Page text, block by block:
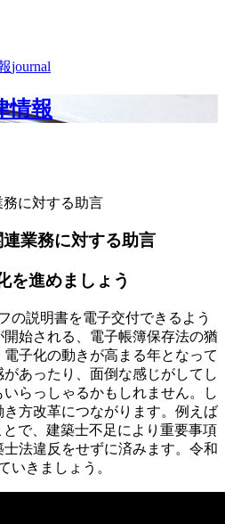
journal
情報
に対する助言
業務に対する助言
を進めましょう
の説明書を電子交付できるよう
始される、電子帳簿保存法の猶
子化の動きが高まる年となって
あったり、面倒な感じがしてし
らっしゃるかもしれません。し
方改革につながります。例えば
で、建築士不足により重要事項
法違反をせずに済みます。令和
いきましょう。